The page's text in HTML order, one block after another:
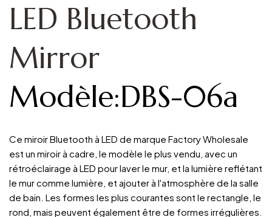
LED Bluetooth
Mirror
Modèle:DBS-06a
Ce miroir Bluetooth à LED de marque Factory Wholesale
est un miroir à cadre, le modèle le plus vendu, avec un
rétroéclairage à LED pour laver le mur, et la lumière reflétant
le mur comme lumière, et ajouter à l'atmosphère de la salle
de bain. Les formes les plus courantes sont le rectangle, le
rond, mais peuvent également être de formes irrégulières.